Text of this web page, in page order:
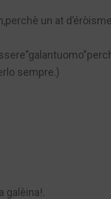
un at
sempre.)
galèina!.